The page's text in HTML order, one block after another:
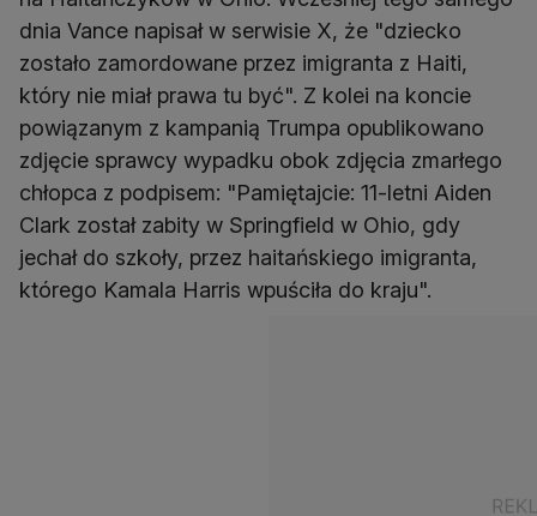
dnia Vance napisał w serwisie X, że "dziecko
zostało zamordowane przez imigranta z Haiti,
który nie miał prawa tu być". Z kolei na koncie
powiązanym z kampanią Trumpa opublikowano
zdjęcie sprawcy wypadku obok zdjęcia zmarłego
chłopca z podpisem: "Pamiętajcie: 11-letni Aiden
Clark został zabity w Springfield w Ohio, gdy
jechał do szkoły, przez haitańskiego imigranta,
którego Kamala Harris wpuściła do kraju".